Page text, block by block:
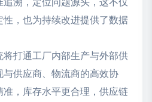
，也为持续改进提供了数据
将打通工厂内部生产与外部供
供应商、物流商的高效协
，库存水平更合理，供应链